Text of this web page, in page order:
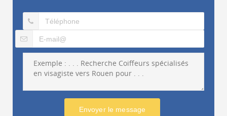
Envoyer le message